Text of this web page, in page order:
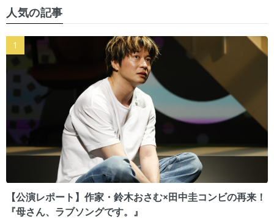
人気の記事
【公演レポート】作家・鈴木おさむ×田中圭コンビの再来！
『母さん、ラブソングです。』